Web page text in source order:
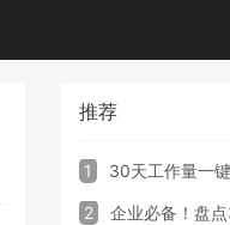
推荐
1 30天工作量一
2 企业必备！盘